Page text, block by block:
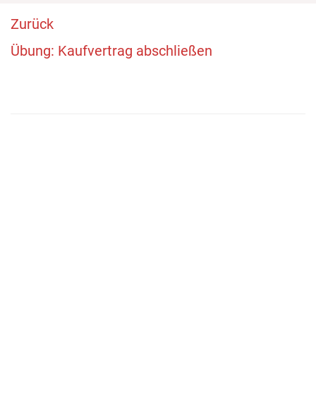
Zurück
Übung: Kaufvertrag abschließen